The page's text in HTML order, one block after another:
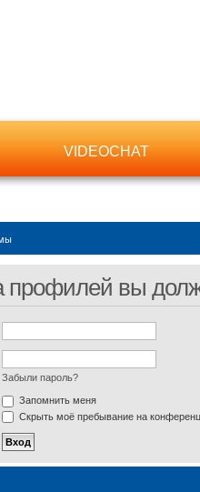
VIDEOCHAT
профилей вы
Забыли пароль?
Запомнить меня
Скрыть моё пребывание на